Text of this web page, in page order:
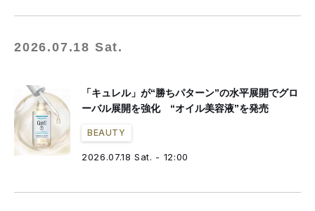
2026.07.18 Sat.
「キュレル」が“勝ちパターン”の水平展開でグロ
ーバル展開を強化 “オイル美容液”を発売
BEAUTY
2026.07.18 Sat. - 12:00